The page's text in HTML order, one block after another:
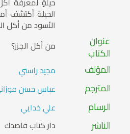
الحيلة أكتشف
الأسود من أكل
عنوان
الكتاب من أكل الجزر؟
المؤلف مجيد راستي
المترجم عباس حسن
الرسام علي خدايي
الناشر دار كتاب قاصدك